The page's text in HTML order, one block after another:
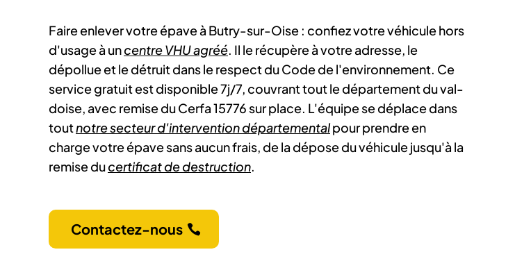
Faire enlever votre épave à Butry-sur-Oise : confiez votre véhicule hors
d'usage à uncentre VHU agréé. Il le récupère à votre adresse, le
dépollue et le détruit dans le respect du Code de l'environnement. Ce
service gratuit est disponible 7j/7, couvrant tout le département du val-
doise, avec remise du Cerfa 15776 sur place. L'équipe se déplace dans
toutnotre secteur d'intervention départementalpour prendre en
charge votre épave sans aucun frais, de la dépose du véhicule jusqu'à la
remise ducertificat de destruction.
Contactez-nous